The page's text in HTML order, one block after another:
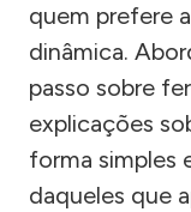
quem prefere
dinâmica.
passo sobre
explicações
forma simples
daqueles que